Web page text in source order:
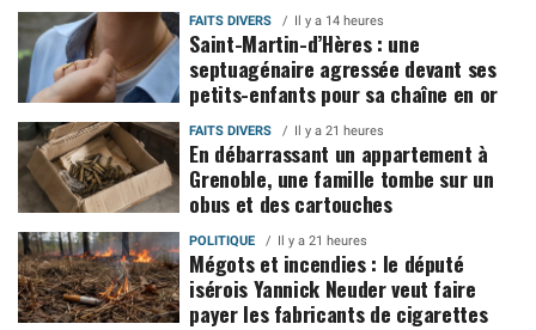
FAITS DIVERS Il y a 14 heures
Saint-Martin-d’Hères : une
septuagénaire agressée devant ses
petits-enfants pour sa chaîne en or
FAITS DIVERS Il y a 21 heures
En débarrassant un appartement à
Grenoble, une famille tombe sur un
obus et des cartouches
POLITIQUE Il y a 21 heures
Mégots et incendies : le député
isérois Yannick Neuder veut faire
payer les fabricants de cigarettes